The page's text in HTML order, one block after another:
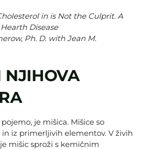
in is Not the Culprit. A
Disease
Ph. D. with Jean M.
NJIHOVA
je mišica. Mišice so
iz primerljivih elementov. V živih
mišic sproži s kemičnim